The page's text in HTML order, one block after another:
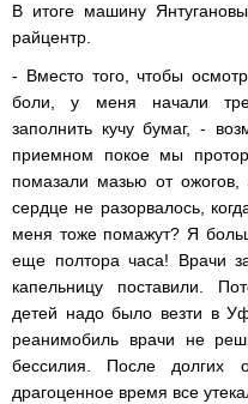
В итоге машину
райцентр.
- Вместо того, чтобы
боли, у меня начали
заполнить кучу бумаг, -
приемном покое мы
помазали мазью от
сердце не разорвалось,
меня тоже помажут? Я
еще полтора часа! Врачи
капельницу поставили.
детей надо было везти в
реанимобиль врачи не
бессилия. После долгих
драгоценное время все